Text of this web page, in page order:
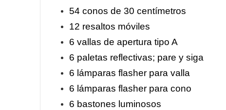
54 conos de 30 centímetros
12 resaltos móviles
6 vallas de apertura tipo A
6 paletas reflectivas; pare y siga
6 lámparas flasher para valla
6 lámparas flasher para cono
6 bastones luminosos